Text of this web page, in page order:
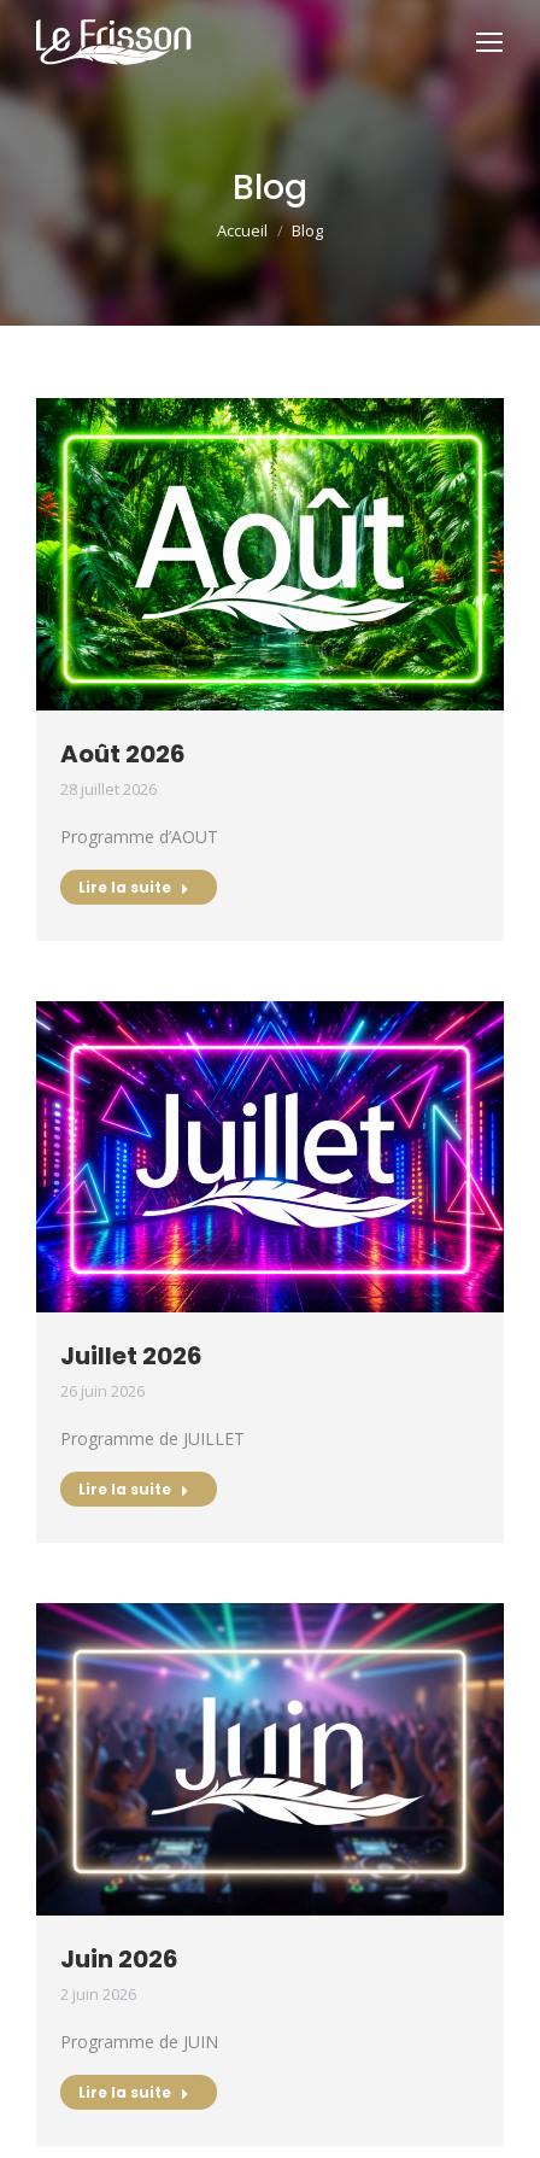
Blog
Vous êtes ici :
Accueil Blog
Août 2026
28 juillet 2026
Programme d’AOUT
Lire la suite
Juillet 2026
26 juin 2026
Programme de JUILLET
Lire la suite
Juin 2026
2 juin 2026
Programme de JUIN
Lire la suite